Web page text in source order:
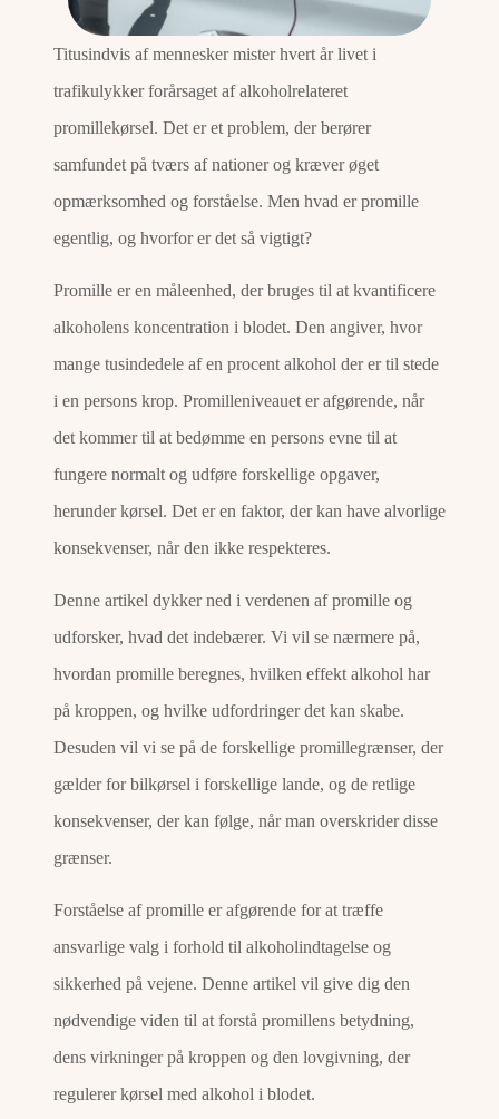
Titusindvis af mennesker mister hvert år livet i
trafikulykker forårsaget af alkoholrelateret
promillekørsel. Det er et problem, der berører
samfundet på tværs af nationer og kræver øget
opmærksomhed og forståelse. Men hvad er promille
egentlig, og hvorfor er det så vigtigt?
Promille er en måleenhed, der bruges til at kvantificere
alkoholens koncentration i blodet. Den angiver, hvor
mange tusindedele af en procent alkohol der er til stede
i en persons krop. Promilleniveauet er afgørende, når
det kommer til at bedømme en persons evne til at
fungere normalt og udføre forskellige opgaver,
herunder kørsel. Det er en faktor, der kan have alvorlige
konsekvenser, når den ikke respekteres.
Denne artikel dykker ned i verdenen af promille og
udforsker, hvad det indebærer. Vi vil se nærmere på,
hvordan promille beregnes, hvilken effekt alkohol har
på kroppen, og hvilke udfordringer det kan skabe.
Desuden vil vi se på de forskellige promillegrænser, der
gælder for bilkørsel i forskellige lande, og de retlige
konsekvenser, der kan følge, når man overskrider disse
grænser.
Forståelse af promille er afgørende for at træffe
ansvarlige valg i forhold til alkoholindtagelse og
sikkerhed på vejene. Denne artikel vil give dig den
nødvendige viden til at forstå promillens betydning,
dens virkninger på kroppen og den lovgivning, der
regulerer kørsel med alkohol i blodet.